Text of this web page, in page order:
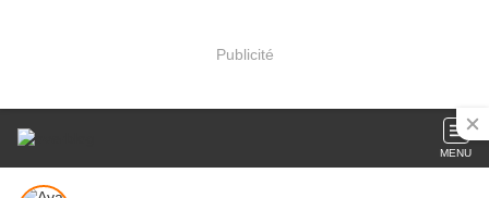
Publicité
MENU